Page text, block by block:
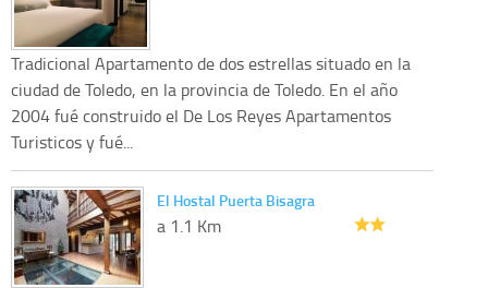
Tradicional Apartamento de dos estrellas situado en la
ciudad de Toledo, en la provincia de Toledo. En el año
2004 fué construido el De Los Reyes Apartamentos
Turisticos y fué...
El Hostal Puerta Bisagra
a 1.1 Km